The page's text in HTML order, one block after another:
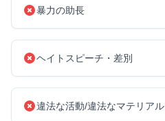
暴力の助長
ヘイトスピーチ・差別
違法な活動/違法なマテリアル